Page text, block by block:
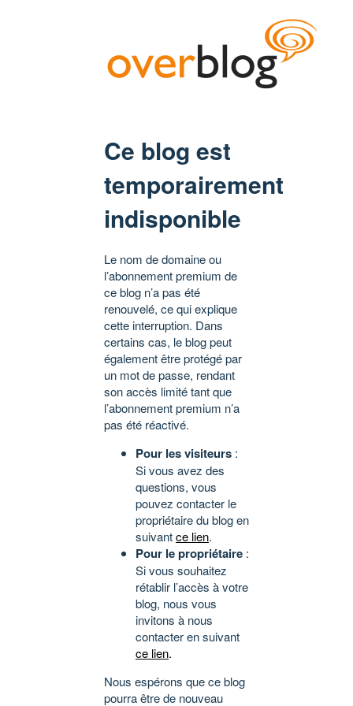
Ce blog est
temporairement
indisponible
Le nom de domaine ou
l’abonnement premium de
ce blog n’a pas été
renouvelé, ce qui explique
cette interruption. Dans
certains cas, le blog peut
également être protégé par
un mot de passe, rendant
son accès limité tant que
l’abonnement premium n’a
pas été réactivé.
Pour les visiteurs :
Si vous avez des
questions, vous
pouvez contacter le
propriétaire du blog en
suivantce lien.
Pour le propriétaire :
Si vous souhaitez
rétablir l’accès à votre
blog, nous vous
invitons à nous
contacter en suivant
ce lien.
Nous espérons que ce blog
pourra être de nouveau